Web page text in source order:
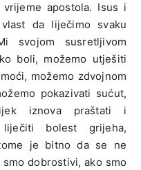
apostola. Isus i
da liječimo svaku
svojom susretljivom
boli, možemo utješiti
možemo zdvojnom
pokazivati sućut,
iznova praštati i
bolest grijeha,
je bitno da se ne
dobrostivi, ako smo